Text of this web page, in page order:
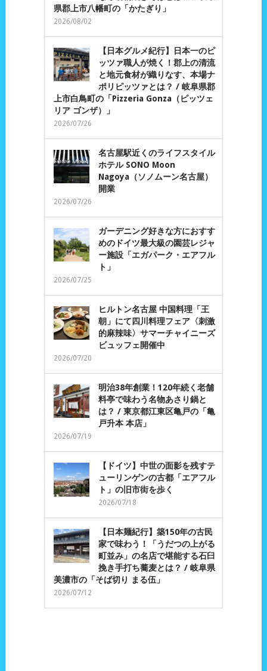
県郡上市八幡町の「かたぎり」
2026/08/02
【日本グルメ紀行】日本一のピ
ッツァ職人が焼く！郡上の清流
と地元食材が織りなす、本場ナ
ポリピッツァとは？ / 岐阜県郡
上市白鳥町の「Pizzeria Gonza（ピッツェ
リア ゴンザ）」
2026/07/26
名古屋駅近くのライフスタイル
ホテル SONO Moon
Nagoya（ソノムーン名古屋）
開業
2026/07/26
ガーデニング好きな方におすす
めのドイツ最大級の園芸レジャ
ー施設「エガパーク・エアフル
ト」
2026/07/25
ヒルトン名古屋 中国料理「王
朝」にて四川料理フェア〈刺激
的麻辣味〉サマーチャイニーズ
ビュッフェ開催中
2026/07/20
明治38年創業！120年続く老舗
料亭で味わう名物あさり鍋と
は？ / 東京都江東区亀戸の「亀
戸升本 本店」
2026/07/19
【ドイツ】中世の面影を残すテ
ューリンゲンの古都「エアフル
ト」の旧市街を歩く
2026/07/18
【日本麺紀行】築150年の古民
家で味わう！「うだつの上がる
町並み」の名店で堪能する石臼
挽き手打ち蕎麦とは？ / 岐阜県
美濃市の「そば切り まる伍」
2026/07/12